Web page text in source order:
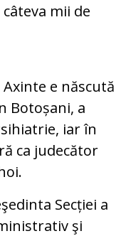
mii de
Axinte e născută
Botoșani, a
iar în
ca judecător
Secției a
şi